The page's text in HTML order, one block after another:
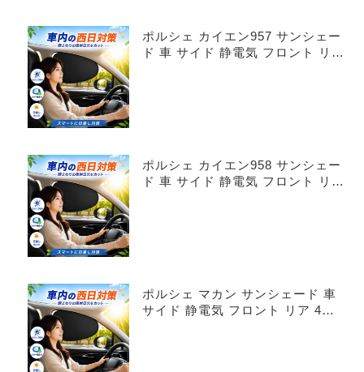
ポルシェ カイエン957 サンシェー
ド 車 サイド 静電気 フロント リア
ポルシェ カイエン958 サンシェー
ド 車 サイド 静電気 フロント リア
ポルシェ マカン サンシェード 車
サイド 静電気 フロント リア 4枚